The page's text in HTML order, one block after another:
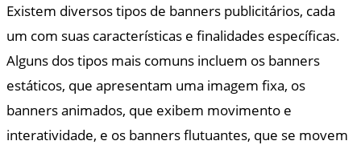
Existem diversos tipos de banners publicitários, cada
um com suas características e finalidades específicas.
Alguns dos tipos mais comuns incluem os banners
estáticos, que apresentam uma imagem fixa, os
banners animados, que exibem movimento e
interatividade, e os banners flutuantes, que se movem